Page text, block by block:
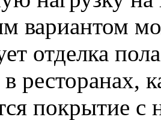
вариантом
отделка
ресторанах,
покрытие